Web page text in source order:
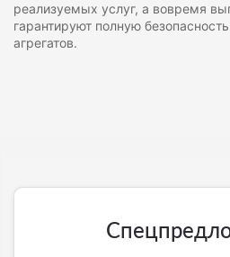
реализуемых услуг, а вовремя
гарантируют полную
агрегатов.